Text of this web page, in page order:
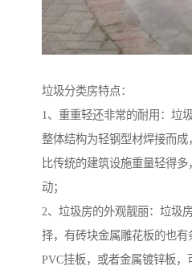
垃圾分类房特点：
1、重重轻还非常的耐用：垃
整体结构为轻钢型材焊接而
比传统的建筑设施重量轻得
动；
2、垃圾房的外观靓丽：垃圾
择，有砖块金属雕花板的也
PVC挂板，或者金属镀锌板